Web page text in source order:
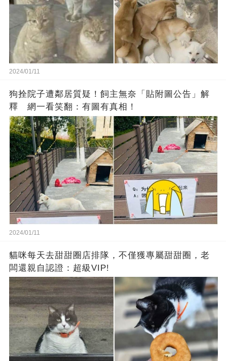
2024/01/11
狗拴院子遭鄰居質疑！飼主無奈「貼附圖公告」解
釋 網一看笑翻：有圖有真相！
2024/01/11
貓咪每天去甜甜圈店排隊，不僅獲專屬甜甜圈，老
闆還親自認證：超級VIP!